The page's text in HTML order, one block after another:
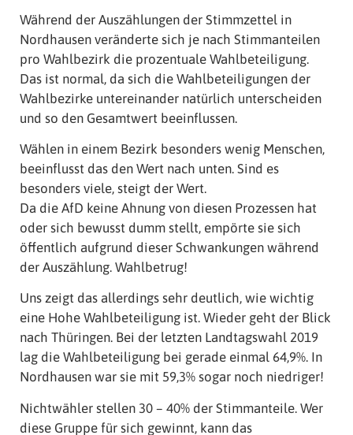
Während der Auszählungen der Stimmzettel in
Nordhausen veränderte sich je nach Stimmanteilen
pro Wahlbezirk die prozentuale Wahlbeteiligung.
Das ist normal, da sich die Wahlbeteiligungen der
Wahlbezirke untereinander natürlich unterscheiden
und so den Gesamtwert beeinflussen.
Wählen in einem Bezirk besonders wenig Menschen,
beeinflusst das den Wert nach unten. Sind es
besonders viele, steigt der Wert.
Da die AfD keine Ahnung von diesen Prozessen hat
oder sich bewusst dumm stellt, empörte sie sich
öffentlich aufgrund dieser Schwankungen während
der Auszählung. Wahlbetrug!
Uns zeigt das allerdings sehr deutlich, wie wichtig
eine Hohe Wahlbeteiligung ist. Wieder geht der Blick
nach Thüringen. Bei der letzten Landtagswahl 2019
lag die Wahlbeteiligung bei gerade einmal 64,9%. In
Nordhausen war sie mit 59,3% sogar noch niedriger!
Nichtwähler stellen 30 – 40% der Stimmanteile. Wer
diese Gruppe für sich gewinnt, kann das